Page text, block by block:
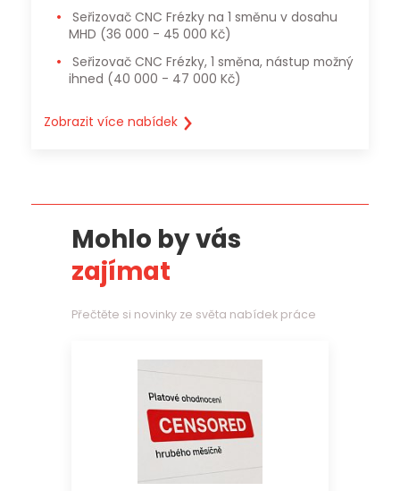
MHD (36 000 - 45 000 Kč)
ihned (40 000 - 47 000 Kč)
Zobrazit více nabídek
Mohlo by vás
zajímat
Přečtěte si novinky ze světa nabídek práce